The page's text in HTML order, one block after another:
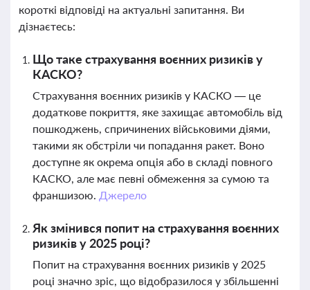
короткі відповіді на актуальні запитання. Ви
дізнаєтесь:
Що таке страхування воєнних ризиків у
КАСКО?
Страхування воєнних ризиків у КАСКО — це
додаткове покриття, яке захищає автомобіль від
пошкоджень, спричинених військовими діями,
такими як обстріли чи попадання ракет. Воно
доступне як окрема опція або в складі повного
КАСКО, але має певні обмеження за сумою та
франшизою. Джерело
Як змінився попит на страхування воєнних
ризиків у 2025 році?
Попит на страхування воєнних ризиків у 2025
році значно зріс, що відобразилося у збільшенні